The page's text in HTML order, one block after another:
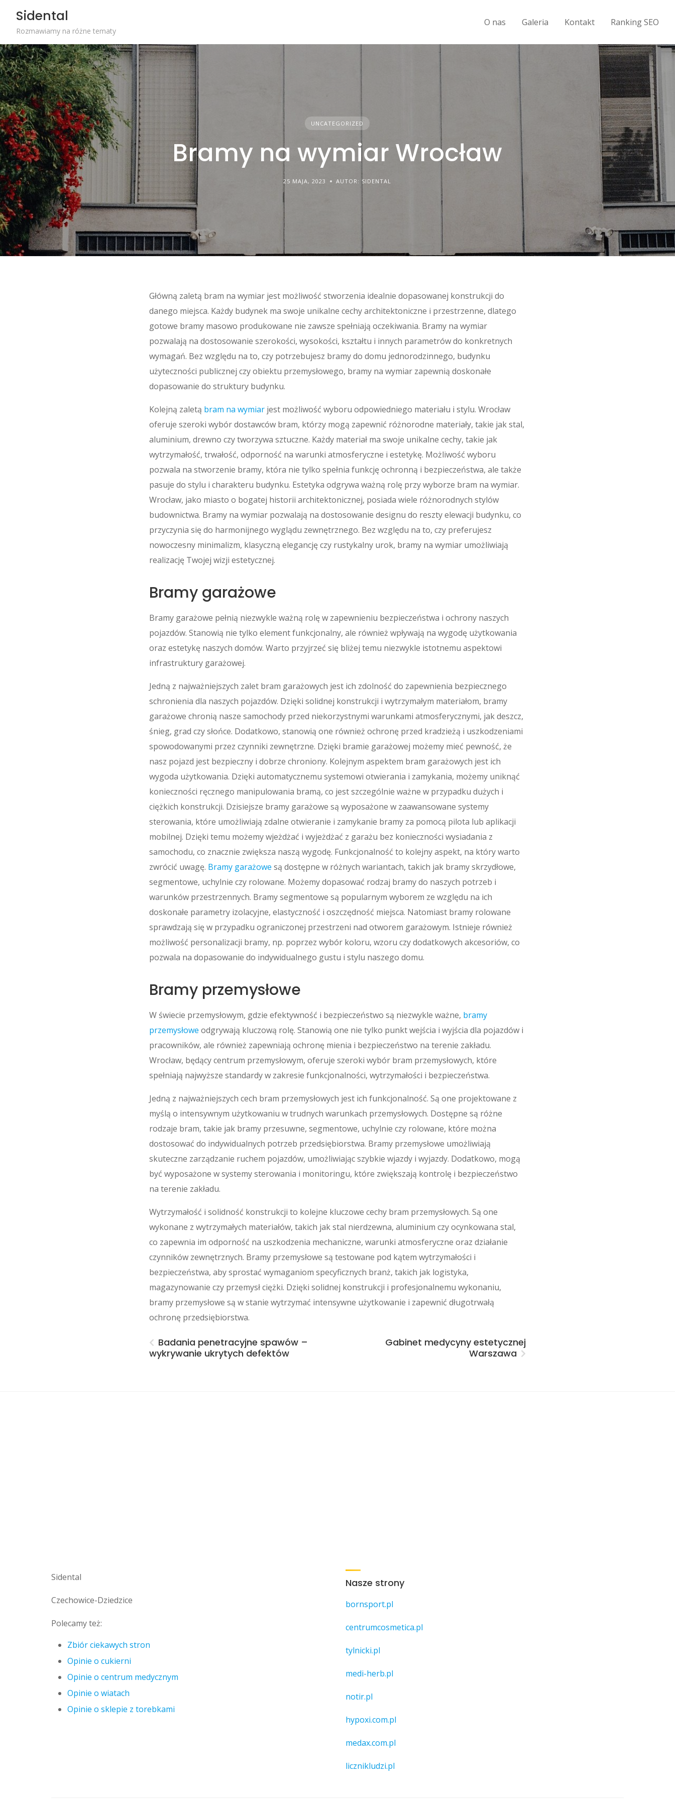
content
Sidental
Rozmawiamy na różne tematy
O nas Galeria Kontakt Ranking SEO
UNCATEGORIZED
Bramy na wymiar Wrocław
25 MAJA, 2023 AUTOR: SIDENTAL
Główną zaletą bram na wymiar jest możliwość stworzenia idealnie dopasowanej konstrukcji do
danego miejsca. Każdy budynek ma swoje unikalne cechy architektoniczne i przestrzenne, dlatego
gotowe bramy masowo produkowane nie zawsze spełniają oczekiwania. Bramy na wymiar
pozwalają na dostosowanie szerokości, wysokości, kształtu i innych parametrów do konkretnych
wymagań. Bez względu na to, czy potrzebujesz bramy do domu jednorodzinnego, budynku
użyteczności publicznej czy obiektu przemysłowego, bramy na wymiar zapewnią doskonałe
dopasowanie do struktury budynku.
Kolejną zaletą bram na wymiar jest możliwość wyboru odpowiedniego materiału i stylu. Wrocław
oferuje szeroki wybór dostawców bram, którzy mogą zapewnić różnorodne materiały, takie jak stal,
aluminium, drewno czy tworzywa sztuczne. Każdy materiał ma swoje unikalne cechy, takie jak
wytrzymałość, trwałość, odporność na warunki atmosferyczne i estetykę. Możliwość wyboru
pozwala na stworzenie bramy, która nie tylko spełnia funkcję ochronną i bezpieczeństwa, ale także
pasuje do stylu i charakteru budynku. Estetyka odgrywa ważną rolę przy wyborze bram na wymiar.
Wrocław, jako miasto o bogatej historii architektonicznej, posiada wiele różnorodnych stylów
budownictwa. Bramy na wymiar pozwalają na dostosowanie designu do reszty elewacji budynku, co
przyczynia się do harmonijnego wyglądu zewnętrznego. Bez względu na to, czy preferujesz
nowoczesny minimalizm, klasyczną elegancję czy rustykalny urok, bramy na wymiar umożliwiają
realizację Twojej wizji estetycznej.
Bramy garażowe
Bramy garażowe pełnią niezwykle ważną rolę w zapewnieniu bezpieczeństwa i ochrony naszych
pojazdów. Stanowią nie tylko element funkcjonalny, ale również wpływają na wygodę użytkowania
oraz estetykę naszych domów. Warto przyjrzeć się bliżej temu niezwykle istotnemu aspektowi
infrastruktury garażowej.
Jedną z najważniejszych zalet bram garażowych jest ich zdolność do zapewnienia bezpiecznego
schronienia dla naszych pojazdów. Dzięki solidnej konstrukcji i wytrzymałym materiałom, bramy
garażowe chronią nasze samochody przed niekorzystnymi warunkami atmosferycznymi, jak deszcz,
śnieg, grad czy słońce. Dodatkowo, stanowią one również ochronę przed kradzieżą i uszkodzeniami
spowodowanymi przez czynniki zewnętrzne. Dzięki bramie garażowej możemy mieć pewność, że
nasz pojazd jest bezpieczny i dobrze chroniony. Kolejnym aspektem bram garażowych jest ich
wygoda użytkowania. Dzięki automatycznemu systemowi otwierania i zamykania, możemy uniknąć
konieczności ręcznego manipulowania bramą, co jest szczególnie ważne w przypadku dużych i
ciężkich konstrukcji. Dzisiejsze bramy garażowe są wyposażone w zaawansowane systemy
sterowania, które umożliwiają zdalne otwieranie i zamykanie bramy za pomocą pilota lub aplikacji
mobilnej. Dzięki temu możemy wjeżdżać i wyjeżdżać z garażu bez konieczności wysiadania z
samochodu, co znacznie zwiększa naszą wygodę. Funkcjonalność to kolejny aspekt, na który warto
zwrócić uwagę. Bramy garażowe są dostępne w różnych wariantach, takich jak bramy skrzydłowe,
segmentowe, uchylnie czy rolowane. Możemy dopasować rodzaj bramy do naszych potrzeb i
warunków przestrzennych. Bramy segmentowe są popularnym wyborem ze względu na ich
doskonałe parametry izolacyjne, elastyczność i oszczędność miejsca. Natomiast bramy rolowane
sprawdzają się w przypadku ograniczonej przestrzeni nad otworem garażowym. Istnieje również
możliwość personalizacji bramy, np. poprzez wybór koloru, wzoru czy dodatkowych akcesoriów, co
pozwala na dopasowanie do indywidualnego gustu i stylu naszego domu.
Bramy przemysłowe
W świecie przemysłowym, gdzie efektywność i bezpieczeństwo są niezwykle ważne, bramy
przemysłowe odgrywają kluczową rolę. Stanowią one nie tylko punkt wejścia i wyjścia dla pojazdów i
pracowników, ale również zapewniają ochronę mienia i bezpieczeństwo na terenie zakładu.
Wrocław, będący centrum przemysłowym, oferuje szeroki wybór bram przemysłowych, które
spełniają najwyższe standardy w zakresie funkcjonalności, wytrzymałości i bezpieczeństwa.
Jedną z najważniejszych cech bram przemysłowych jest ich funkcjonalność. Są one projektowane z
myślą o intensywnym użytkowaniu w trudnych warunkach przemysłowych. Dostępne są różne
rodzaje bram, takie jak bramy przesuwne, segmentowe, uchylnie czy rolowane, które można
dostosować do indywidualnych potrzeb przedsiębiorstwa. Bramy przemysłowe umożliwiają
skuteczne zarządzanie ruchem pojazdów, umożliwiając szybkie wjazdy i wyjazdy. Dodatkowo, mogą
być wyposażone w systemy sterowania i monitoringu, które zwiększają kontrolę i bezpieczeństwo
na terenie zakładu.
Wytrzymałość i solidność konstrukcji to kolejne kluczowe cechy bram przemysłowych. Są one
wykonane z wytrzymałych materiałów, takich jak stal nierdzewna, aluminium czy ocynkowana stal,
co zapewnia im odporność na uszkodzenia mechaniczne, warunki atmosferyczne oraz działanie
czynników zewnętrznych. Bramy przemysłowe są testowane pod kątem wytrzymałości i
bezpieczeństwa, aby sprostać wymaganiom specyficznych branż, takich jak logistyka,
magazynowanie czy przemysł ciężki. Dzięki solidnej konstrukcji i profesjonalnemu wykonaniu,
bramy przemysłowe są w stanie wytrzymać intensywne użytkowanie i zapewnić długotrwałą
ochronę przedsiębiorstwa.
Badania penetracyjne spawów –
wykrywanie ukrytych defektów
Gabinet medycyny estetycznej
Warszawa
Sidental
Czechowice-Dziedzice
Polecamy też:
Zbiór ciekawych stron
Opinie o cukierni
Opinie o centrum medycznym
Opinie o wiatach
Opinie o sklepie z torebkami
Nasze strony
bornsport.pl
centrumcosmetica.pl
tylnicki.pl
medi-herb.pl
notir.pl
hypoxi.com.pl
medax.com.pl
licznikludzi.pl